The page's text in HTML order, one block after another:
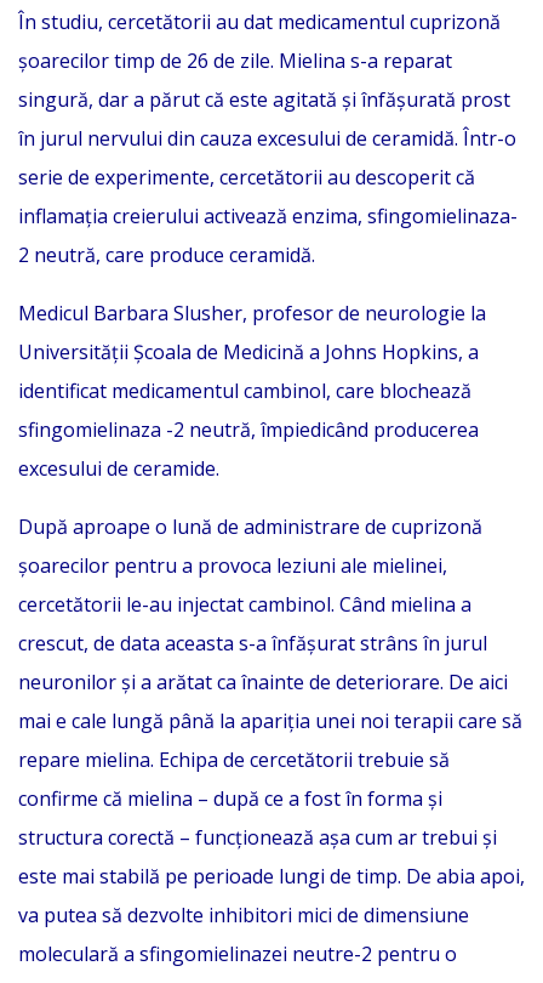
În studiu, cercetătorii au dat medicamentul cuprizonă
șoarecilor timp de 26 de zile. Mielina s-a reparat
singură, dar a părut că este agitată și înfășurată prost
în jurul nervului din cauza excesului de ceramidă. Într-o
serie de experimente, cercetătorii au descoperit că
inflamația creierului activează enzima, sfingomielinaza-
2 neutră, care produce ceramidă.
Medicul Barbara Slusher, profesor de neurologie la
Universității Școala de Medicină a Johns Hopkins, a
identificat medicamentul cambinol, care blochează
sfingomielinaza -2 neutră, împiedicând producerea
excesului de ceramide.
După aproape o lună de administrare de cuprizonă
șoarecilor pentru a provoca leziuni ale mielinei,
cercetătorii le-au injectat cambinol. Când mielina a
crescut, de data aceasta s-a înfășurat strâns în jurul
neuronilor și a arătat ca înainte de deteriorare. De aici
mai e cale lungă până la apariția unei noi terapii care să
repare mielina. Echipa de cercetătorii trebuie să
confirme că mielina – după ce a fost în forma și
structura corectă – funcționează așa cum ar trebui și
este mai stabilă pe perioade lungi de timp. De abia apoi,
va putea să dezvolte inhibitori mici de dimensiune
moleculară a sfingomielinazei neutre-2 pentru o